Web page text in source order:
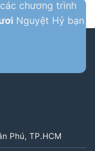
chương trình
Nguyệt Hỷ bạn
Phú, TP.HCM